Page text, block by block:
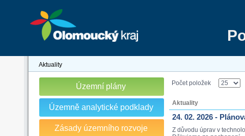
Aktuality
Územní plány
Územně analytické podklady
Zásady územního rozvoje
Počet položek
Aktuality
24. 02. 2026 -
Z důvodu úprav v